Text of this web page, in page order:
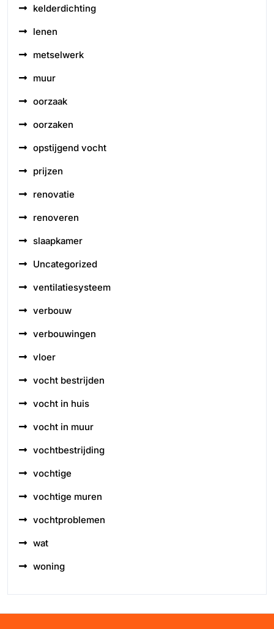
kelderdichting
lenen
metselwerk
muur
oorzaak
oorzaken
opstijgend vocht
prijzen
renovatie
renoveren
slaapkamer
Uncategorized
ventilatiesysteem
verbouw
verbouwingen
vloer
vocht bestrijden
vocht in huis
vocht in muur
vochtbestrijding
vochtige
vochtige muren
vochtproblemen
wat
woning